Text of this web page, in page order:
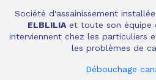
Société d'assainissement
ELBLILIA et toute son équipe
interviennent chez les particuliers
les problèmes de
Débouchage